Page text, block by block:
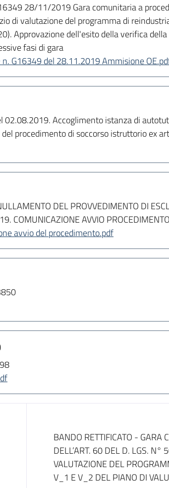
28/11/2019 Gara comunitaria a
di valutazione del programma di
Approvazione dell'esito della verifica
fasi di gara
G16349 del 28.11.2019 Ammisione
02.08.2019. Accoglimento istanza di
procedimento di soccorso istruttorio ex
DEL PROVVEDIMENTO DI
COMUNICAZIONE AVVIO
avvio del procedimento.pdf
Dati del bando
BANDO RETTIFICATO - GARA
DELL’ART. 60 DEL D. LGS. N°
VALUTAZIONE DEL
V_1 E V_2 DEL PIANO DI